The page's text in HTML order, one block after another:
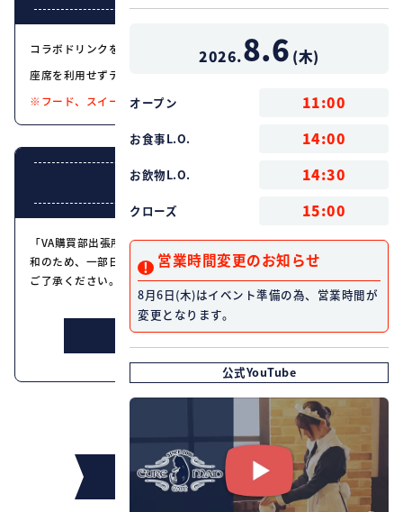
2026.8.6 (木)
オープン 11:00
お食事L.O. 14:00
お飲物L.O. 14:30
クローズ 15:00
営業時間変更のお知らせ
8月6日(木)はイベント準備の為、営業時間が
変更となります。
公式YouTube
コラボドリンクをお持ち帰りでもお楽しみいただけます。
座席を利用せずテイクアウトのみのご利用も可能です。
※フード、スイーツはテイクアウト対象外です。
整理券配布について
「VA購買部出張所2021」開催記念 Keyカフェにつきまして混雑緩
和のため、一部日程の入場を整理券制とさせていただきます。何卒
ご了承ください。
詳しくはこちら
インフォメーション